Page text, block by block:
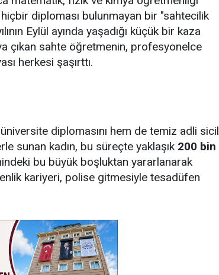
hiçbir diploması bulunmayan bir "sahtecilik
Eylül ayında yaşadığı küçük bir kaza
çıkan sahte öğretmenin, profesyonelce
herkesi şaşırttı.
diplomasını hem de temiz adli sicil
sunan kadın, bu süreçte yaklaşık 200 bin
bu büyük boşluktan yararlanarak
kariyeri, polise gitmesiyle tesadüfen